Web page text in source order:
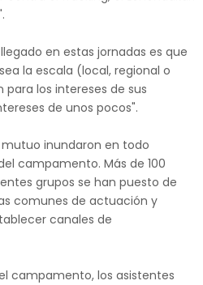
en estas jornadas es que
la escala (local, regional o
los intereses de sus
de unos pocos".
inundaron en todo
campamento. Más de 100
grupos se han puesto de
comunes de actuación y
canales de
campamento, los asistentes